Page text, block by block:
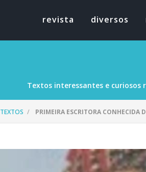
revista diversos
Textos interessantes e curiosos
TEXTOS PRIMEIRA ESCRITORA CONHECIDA